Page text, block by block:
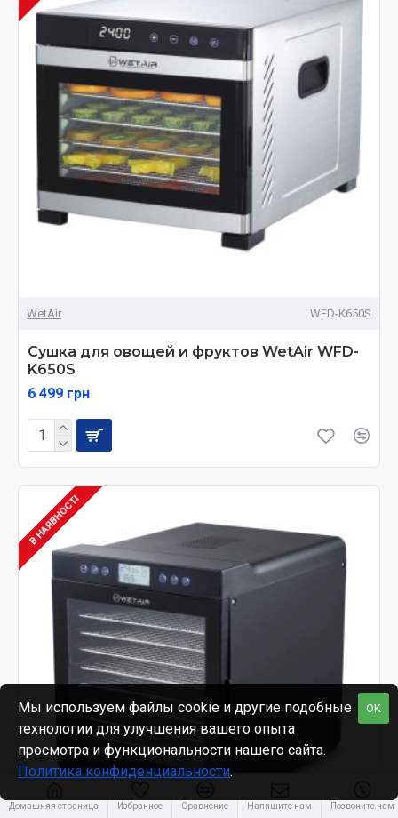
WetAir WFD-K650S
Сушка для овощей и фруктов WetAir WFD-
K650S
6 499 грн
В НАЯВНОСТІ
Домашняя страница Избранное Сравнение Напишите нам Позвоните нам
OK
Мы используем файлы cookie и другие подобные
технологии для улучшения вашего опыта
просмотра и функциональности нашего сайта.
Политика конфиденциальности.